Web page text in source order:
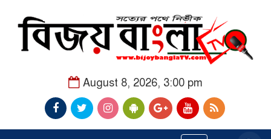
August 8, 2026, 3:00 pm